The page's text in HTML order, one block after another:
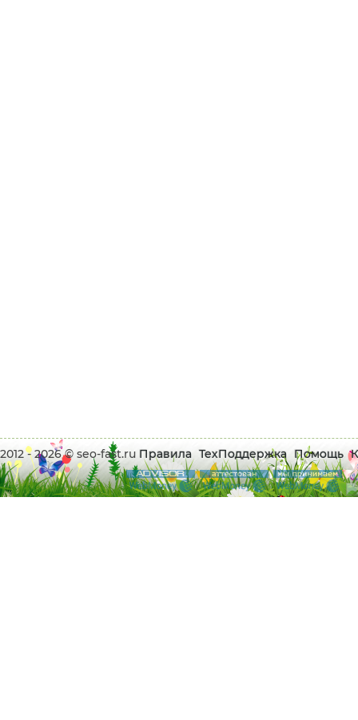
2012 - 2026 © seo-fast.ru Правила ТехПоддержка Помощь